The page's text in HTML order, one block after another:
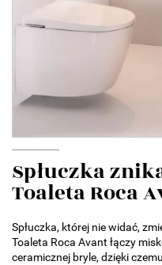
Spłuczka
Toaleta Roca
Spłuczka, której nie widać,
Toaleta Roca Avant łączy
ceramicznej bryle, dzięki